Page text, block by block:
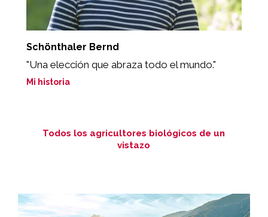
Schönthaler Bernd
"Una elección que abraza todo el mundo."
Mi historia
Todos los agricultores biológicos de un
vistazo